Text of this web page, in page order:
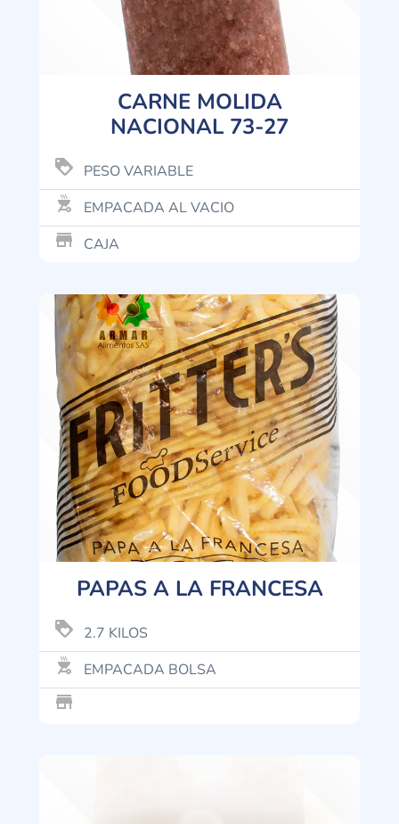
CARNE MOLIDA
NACIONAL 73-27
loyalty PESO VARIABLE
outdoor_grill EMPACADA AL VACIO
store_mall_directory CAJA
PAPAS A LA FRANCESA
loyalty 2.7 KILOS
outdoor_grill EMPACADA BOLSA
store_mall_directory